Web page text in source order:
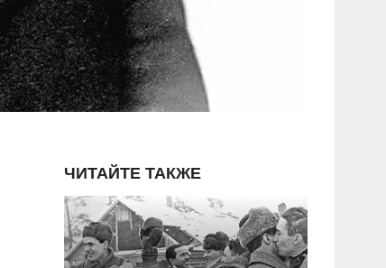
ЧИТАЙТЕ ТАКЖЕ